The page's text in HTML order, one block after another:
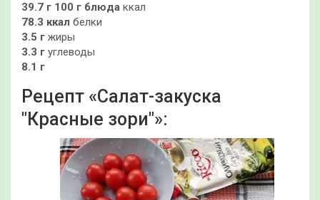
39.7 г 100 г блюда ккал
78.3 ккал белки
3.5 г жиры
3.3 г углеводы
8.1 г
Рецепт «Салат-закуска
"Красные зори"»: